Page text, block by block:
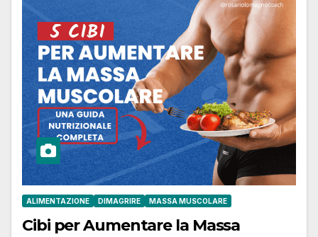
ALIMENTAZIONE DIMAGRIRE MASSA MUSCOLARE
Cibi per Aumentare la Massa